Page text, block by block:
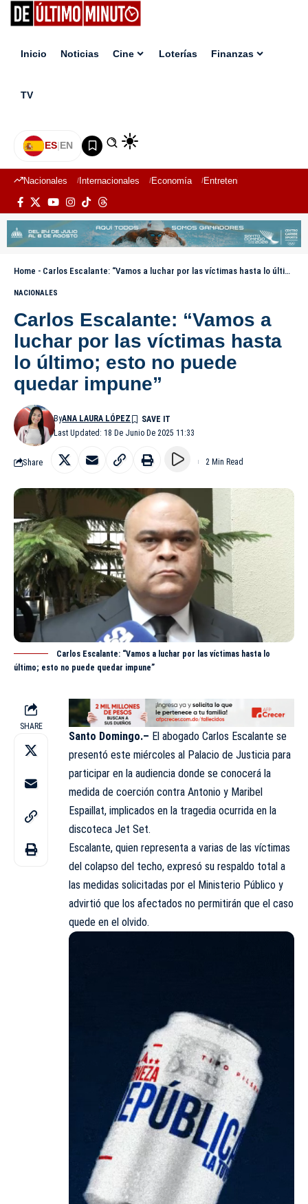
Inicio Noticias Cine Loterías Finanzas
TV
ES|EN
Nacionales Internacionales Economía Entretenimiento
Home - Carlos Escalante: “Vamos a luchar por las víctimas hasta lo último; esto no puede quedar impune”
NACIONALES
Carlos Escalante: “Vamos a
luchar por las víctimas hasta
lo último; esto no puede
quedar impune”
Last Updated: 18 De Junio De 2025 11:33
ByANA LAURA LÓPEZ
Share 2 Min Read
Carlos Escalante: “Vamos a luchar por las víctimas hasta lo
último; esto no puede quedar impune”
SHARE
Santo Domingo.– El abogado Carlos Escalante se
presentó este miércoles al Palacio de Justicia para
participar en la audiencia donde se conocerá la
medida de coerción contra Antonio y Maribel
Espaillat, implicados en la tragedia ocurrida en la
discoteca Jet Set.
Escalante, quien representa a varias de las víctimas
del colapso del techo, expresó su respaldo total a
las medidas solicitadas por el Ministerio Público y
advirtió que los afectados no permitirán que el caso
quede en el olvido.